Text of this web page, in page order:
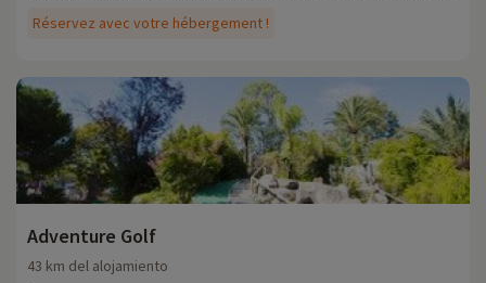
Réservez avec votre hébergement !
Adventure Golf
43 km del alojamiento